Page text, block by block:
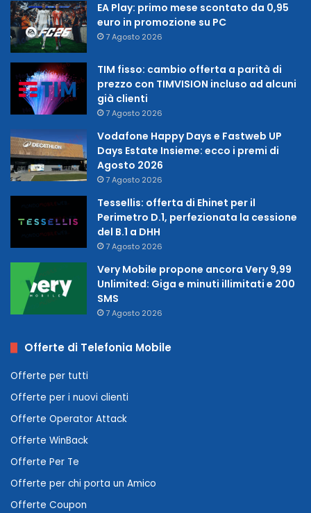
EA Play: primo mese scontato da 0,95
euro in promozione su PC
7 Agosto 2026
TIM fisso: cambio offerta a parità di
prezzo con TIMVISION incluso ad alcuni
già clienti
7 Agosto 2026
Vodafone Happy Days e Fastweb UP
Days Estate Insieme: ecco i premi di
Agosto 2026
7 Agosto 2026
Tessellis: offerta di Ehinet per il
Perimetro D.1, perfezionata la cessione
del B.1 a DHH
7 Agosto 2026
Very Mobile propone ancora Very 9,99
Unlimited: Giga e minuti illimitati e 200
SMS
7 Agosto 2026
Offerte di Telefonia Mobile
Offerte per tutti
Offerte per i nuovi clienti
Offerte Operator Attack
Offerte WinBack
Offerte Per Te
Offerte per chi porta un Amico
Offerte Coupon